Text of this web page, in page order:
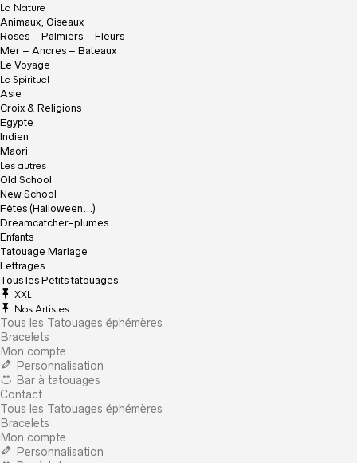
La Nature
Animaux, Oiseaux
Roses – Palmiers – Fleurs
Mer – Ancres – Bateaux
Le Voyage
Le Spirituel
Asie
Croix & Religions
Egypte
Indien
Maori
Les autres
Old School
New School
Fêtes (Halloween…)
Dreamcatcher-plumes
Enfants
Tatouage Mariage
Lettrages
Tous les Petits tatouages
XXL
Nos Artistes
Tous les Tatouages éphémères
Bracelets
Mon compte
Personnalisation
Bar à tatouages
Contact
Tous les Tatouages éphémères
Bracelets
Mon compte
Personnalisation